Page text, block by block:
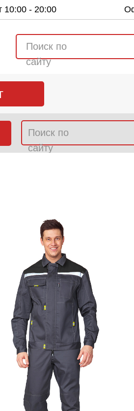
10:00 - 20:00
Поиск по
сайту
Поиск по
сайту